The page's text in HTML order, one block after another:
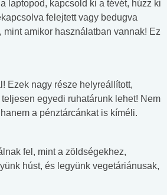
a laptopod, kapcsold ki a tévét, húzz ki
felejtett vagy bedugva
amikor használatban vannak! Ez
Ezek nagy része helyreállított,
egyedi ruhatárunk lehet! Nem
a pénztárcánkat is kíméli.
fel, mint a zöldségekhez,
húst, és legyünk vegetáriánusak,